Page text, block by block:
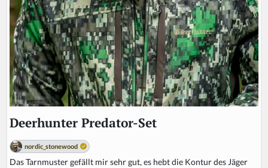
Deerhunter Predator-Set
nordic_stonewood
Das Tarnmuster gefällt mir sehr gut, es hebt die Kontur des Jäger